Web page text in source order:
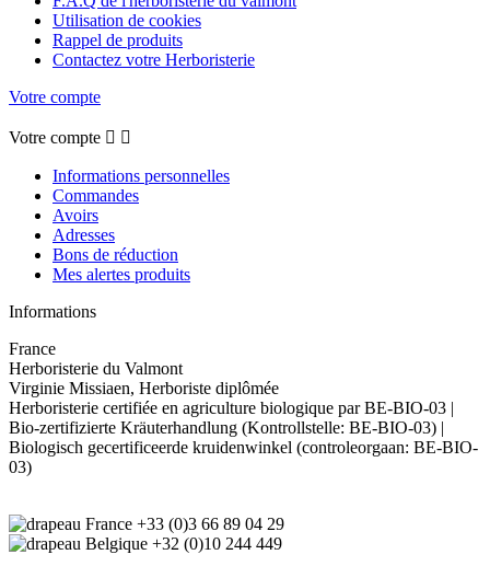
Utilisation de cookies
Rappel de produits
Contactez votre Herboristerie
Votre compte
Votre compte  
Informations personnelles
Commandes
Avoirs
Adresses
Bons de réduction
Mes alertes produits
Informations
France
Herboristerie du Valmont
Virginie Missiaen, Herboriste diplômée
Herboristerie certifiée en agriculture biologique par BE-BIO-03 |
Bio-zertifizierte Kräuterhandlung (Kontrollstelle: BE-BIO-03) |
Biologisch gecertificeerde kruidenwinkel (controleorgaan: BE-BIO-
03)
+33 (0)3 66 89 04 29
+32 (0)10 244 449